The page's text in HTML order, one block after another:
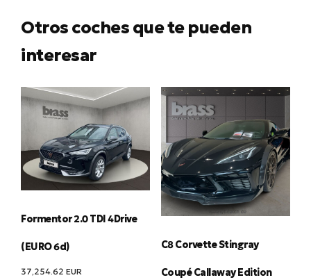
Otros coches que te pueden
interesar
Formentor 2.0 TDI 4Drive
(EURO 6d)
37,254.62 EUR
C8 Corvette Stingray
Coupé Callaway Edition